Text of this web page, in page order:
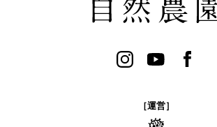
［運営］